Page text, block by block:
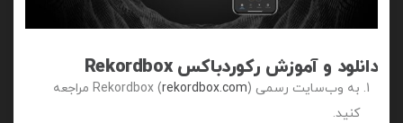
دانلود و آموزش رکوردباکس Rekordbox
به وب‌سایت رسمی Rekordbox ( rekordbox.com
) مراجعه
کنید.